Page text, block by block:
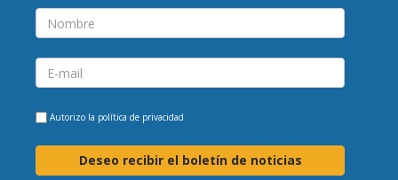
Autorizo la política de privacidad
Deseo recibir el boletín de noticias